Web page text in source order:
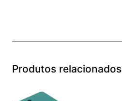
Produtos relacionados